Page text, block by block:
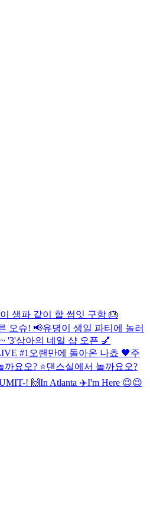
생파 같이 할 썸잇 구함 🎂
오슈! 📢유뎡이 생일 파티에 놀러
'3'상아의 네일 샵 오픈 💅
#1 오랜만에 돌아온 나쵸 🖤주
요오? ⭐️댄스실에서 놀까요오?
! 🙌In Atlanta ✈️I'm Here 😉😉